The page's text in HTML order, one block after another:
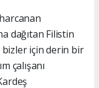
dağıtan Filistin
bizler için derin bir
çalışanı